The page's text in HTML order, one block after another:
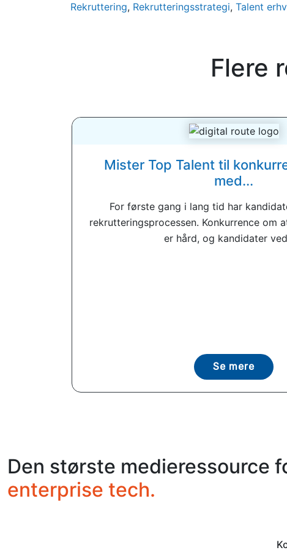
Rekruttering, Rekrutteringsstrategi, Talent
Flere
Mister Top Talent til
med...
For første gang i lang tid har
rekrutteringsprocessen. Konkurrence om
er hård, og kandidater
Se mere
Den største medieressource
enterprise tech.